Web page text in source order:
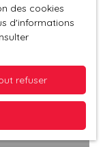
des cookies
d'informations
refuser